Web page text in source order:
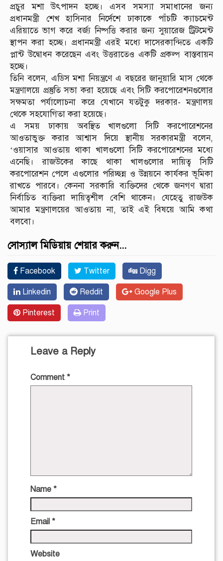
প্রচুর মশা উৎপাদন হচ্ছে। এসব সমস্যা সমাধানের জন্য
প্রধানমন্ত্রী শেখ হাসিনার নির্দেশে ঢাকাকে পাঁচটি ক্যাচমেন্ট
এরিয়াতে ভাগ করে বর্জ্য নিষ্পত্তি করার জন্য সুয়ারেজ ট্রিটমেন্ট
স্থাপন করা হচ্ছে। প্রধানমন্ত্রী এরই মধ্যে দাসেরকান্দিতে একটি
প্লান্ট উদ্বোধন করেছেন এবং উত্তরাতেও একটি প্রকল্প বাস্তবায়ন
হচ্ছে।
তিনি বলেন, এডিস মশা নিয়ন্ত্রণে এ বছরের জানুয়ারি মাস থেকে
মন্ত্রণালয়ে প্রস্তুতি সভা করা হয়েছে এবং সিটি করপোরেশনগুলোর
সক্ষমতা পর্যালোচনা করে যেখানে যতটুকু দরকার- মন্ত্রণালয়
থেকে সহযোগিতা করা হয়েছে।
এ সময় ঢাকায় অবস্থিত খালগুলো সিটি করপোরেশনের
আওতাভুক্ত করার আশ্বাস দিয়ে স্থানীয় সরকারমন্ত্রী বলেন,
‘ওয়াসার আওতায় থাকা খালগুলো সিটি করপোরেশনের মধ্যে
এনেছি। রাজউকের কাছে থাকা খালগুলোর দায়িত্ব সিটি
করপোরেশন পেলে এগুলোর পরিচ্ছন্ন ও উন্নয়নে কার্যকর ভূমিকা
রাখতে পারবে। কেননা সরকারি ব্যক্তিদের থেকে জনগণ দ্বারা
নির্বাচিত ব্যক্তিরা দায়িত্বশীল বেশি থাকেন। যেহেতু রাজউক
আমার মন্ত্রণালয়ের আওতায় না, তাই এই বিষয়ে আমি কথা
বলবো।
সোস্যাল মিডিয়ায় শেয়ার করুন...
Facebook Twitter Digg
Linkedin Reddit Google Plus
Pinterest Print
Leave a Reply
Comment *
Name *
Email *
Website